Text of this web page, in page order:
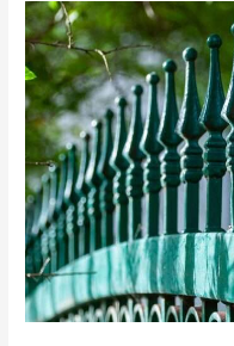
Paprika
(+
schlechte
Nachbarn)